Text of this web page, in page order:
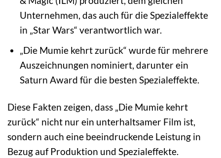
Unternehmen, das auch für die Spezialeffekte
in „Star Wars“ verantwortlich war.
„Die Mumie kehrt zurück“ wurde für mehrere
Auszeichnungen nominiert, darunter ein
Saturn Award für die besten Spezialeffekte.
Diese Fakten zeigen, dass „Die Mumie kehrt
zurück“ nicht nur ein unterhaltsamer Film ist,
sondern auch eine beeindruckende Leistung in
Bezug auf Produktion und Spezialeffekte.